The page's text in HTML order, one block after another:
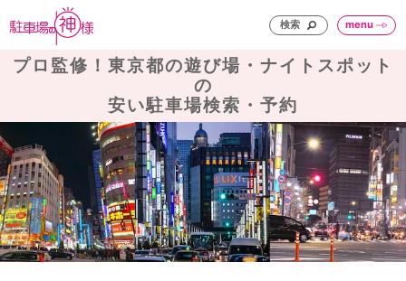
検索 menu
プロ監修！東京都の遊び場・ナイトスポット
の
安い駐車場検索・予約